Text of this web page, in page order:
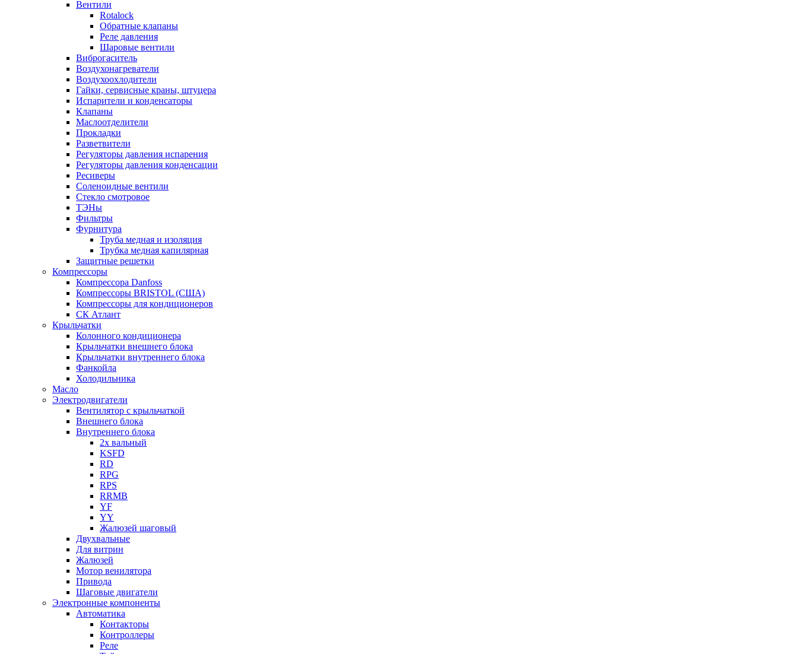
Вентили
Rotalock
Обратные клапаны
Реле давления
Шаровые вентили
Виброгаситель
Воздухонагреватели
Воздухоохлодители
Гайки, сервисные краны, штуцера
Испарители и конденсаторы
Клапаны
Маслоотделители
Прокладки
Разветвители
Регуляторы давления испарения
Регуляторы давления конденсации
Ресиверы
Соленоидные вентили
Стекло смотровое
ТЭНы
Фильтры
Фурнитура
Труба медная и изоляция
Трубка медная капилярная
Защитные решетки
Компрессоры
Компрессора Danfoss
Компрессоры BRISTOL (США)
Компрессоры для кондиционеров
СК Атлант
Крыльчатки
Колонного кондиционера
Крыльчатки внешнего блока
Крыльчатки внутреннего блока
Фанкойла
Холодильника
Масло
Электродвигатели
Вентилятор с крыльчаткой
Внешнего блока
Внутреннего блока
2х вальный
KSFD
RD
RPG
RPS
RRMB
YF
YY
Жалюзей шаговый
Двухвальные
Для витрин
Жалюзей
Мотор венилятора
Привода
Шаговые двигатели
Электронные компоненты
Автоматика
Контакторы
Контроллеры
Реле